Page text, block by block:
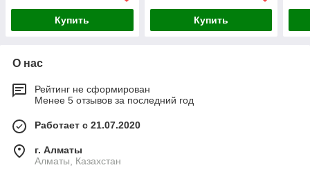
Купить Купить
О нас
Рейтинг не сформирован
Менее 5 отзывов за последний год
Работает с 21.07.2020
г. Алматы
Алматы, Казахстан